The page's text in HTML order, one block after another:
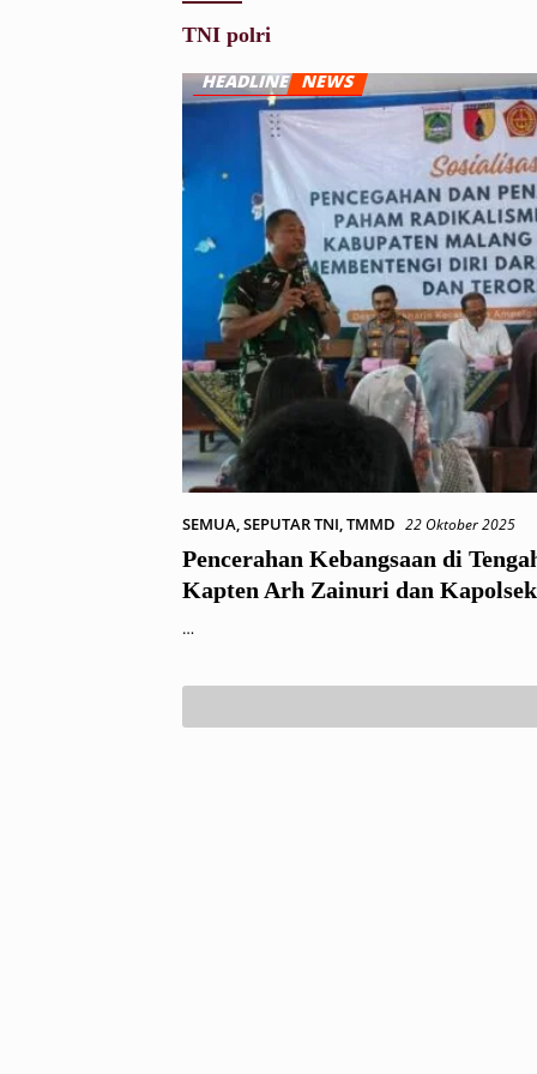
TNI polri
SEMUA,SEPUTAR TNI,TMMD 22 Oktober 2025
Pencerahan Kebangsaan di
Kapten Arh Zainuri dan Kapolsek
…